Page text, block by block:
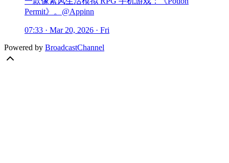
Permit》。@Appinn
07:33 · Mar 20, 2026 · Fri
Powered by BroadcastChannel